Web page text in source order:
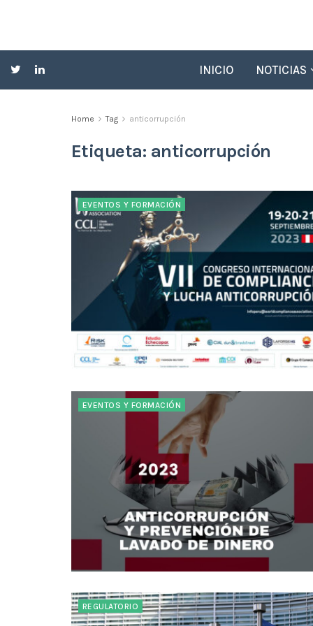
INICIO NOTICIAS
Home Tag anticorrupción
Etiqueta: anticorrupción
EVENTOS Y FORMACIÓN
EVENTOS Y FORMACIÓN
REGULATORIO